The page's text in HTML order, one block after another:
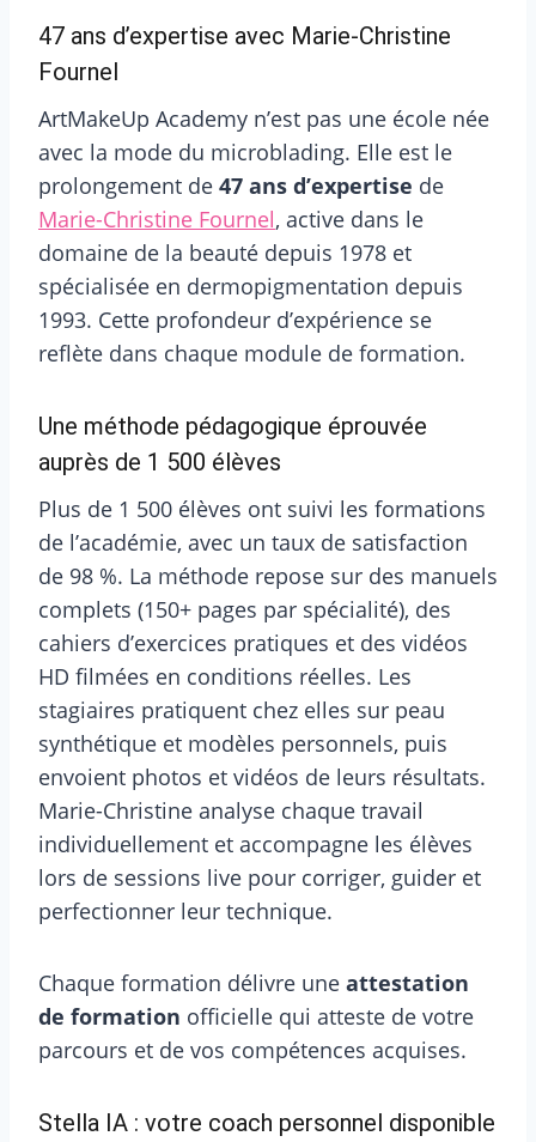
47 ans d’expertise avec Marie-Christine
Fournel
ArtMakeUp Academy n’est pas une école née
avec la mode du microblading. Elle est le
prolongement de 47 ans d’expertise de
Marie-Christine Fournel, active dans le
domaine de la beauté depuis 1978 et
spécialisée en dermopigmentation depuis
1993. Cette profondeur d’expérience se
reflète dans chaque module de formation.
Une méthode pédagogique éprouvée
auprès de 1 500 élèves
Plus de 1 500 élèves ont suivi les formations
de l’académie, avec un taux de satisfaction
de 98 %. La méthode repose sur des manuels
complets (150+ pages par spécialité), des
cahiers d’exercices pratiques et des vidéos
HD filmées en conditions réelles. Les
stagiaires pratiquent chez elles sur peau
synthétique et modèles personnels, puis
envoient photos et vidéos de leurs résultats.
Marie-Christine analyse chaque travail
individuellement et accompagne les élèves
lors de sessions live pour corriger, guider et
perfectionner leur technique.
Chaque formation délivre une attestation
de formation officielle qui atteste de votre
parcours et de vos compétences acquises.
Stella IA : votre coach personnel disponible